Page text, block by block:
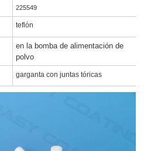
225549
teflón
en la bomba de alimentación de
polvo
garganta con juntas tóricas